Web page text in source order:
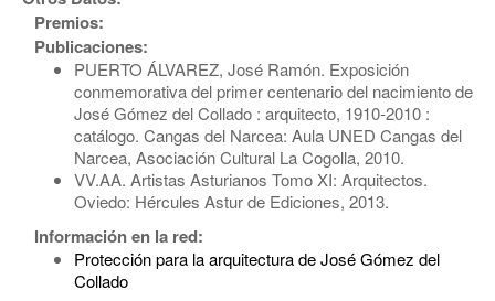
Premios:
Publicaciones:
PUERTO ÁLVAREZ, José Ramón. Exposición
conmemorativa del primer centenario del nacimiento de
José Gómez del Collado : arquitecto, 1910-2010 :
catálogo. Cangas del Narcea: Aula UNED Cangas del
Narcea, Asociación Cultural La Cogolla, 2010.
VV.AA. Artistas Asturianos Tomo XI: Arquitectos.
Oviedo: Hércules Astur de Ediciones, 2013.
Información en la red:
Protección para la arquitectura de José Gómez del
Collado